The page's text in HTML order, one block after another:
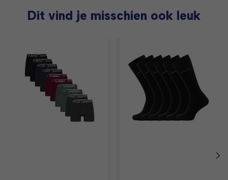
Dit vind je misschien ook leuk